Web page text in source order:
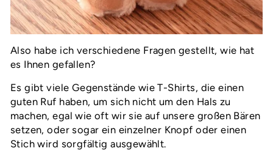
Also habe ich verschiedene Fragen gestellt, wie hat
es Ihnen gefallen?
Es gibt viele Gegenstände wie T-Shirts, die einen
guten Ruf haben, um sich nicht um den Hals zu
machen, egal wie oft wir sie auf unsere großen Bären
setzen, oder sogar ein einzelner Knopf oder einen
Stich wird sorgfältig ausgewählt.